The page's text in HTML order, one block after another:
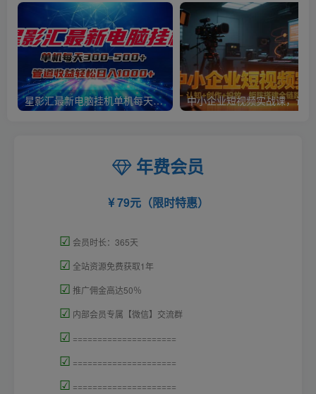
星影汇最新电脑挂机单机每天300+团队管道收益轻松日入1000+
年费会员
79元（限时特惠）
☑ 会员时长：365天
☑ 全站资源免费获取1年
☑ 推广佣金高达50％
☑ 内部会员专属【微信】交流群
☑ =====================
☑ =====================
☑ =====================